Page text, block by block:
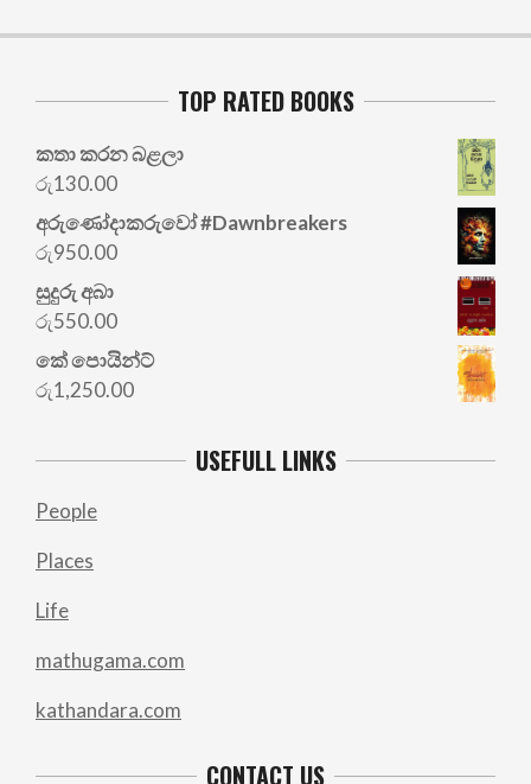
TOP RATED BOOKS
කතා කරන බළලා
රු130.00
අරු‍ණෝදාකරුවෝ #Dawnbreakers
රු950.00
සුදුරු අබා
රු550.00
කේ පොයින්ට්
රු1,250.00
USEFULL LINKS
People
Places
Life
mathugama.com
kathandara.com
CONTACT US